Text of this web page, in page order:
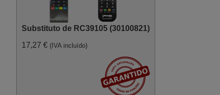
Substituto de RC39105 (30100821)
17,27 € (IVA incluído)